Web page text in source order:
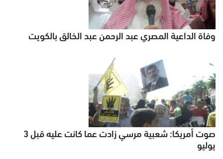
وفاة الداعية المصري عبد الرحمن عبد الخالق بالكويت
صوت أمريكا: شعبية مرسي زادت عما كانت عليه قبل 3
يوليو